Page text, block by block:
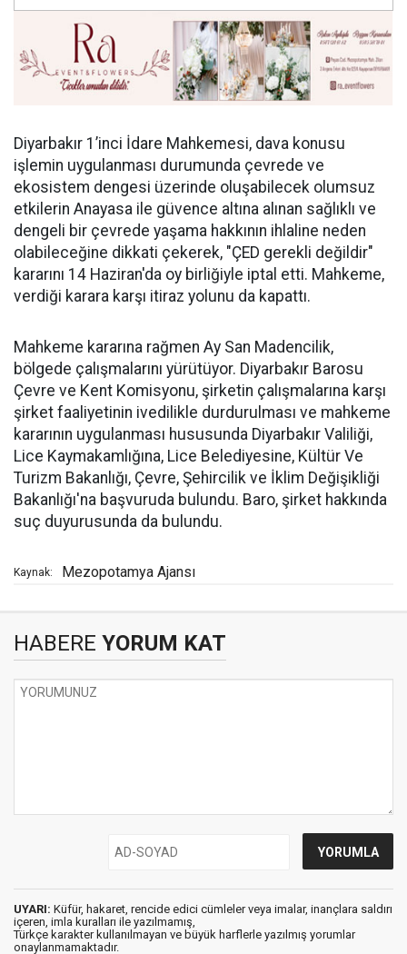
Diyarbakır 1’inci İdare Mahkemesi, dava konusu
işlemin uygulanması durumunda çevrede ve
ekosistem dengesi üzerinde oluşabilecek olumsuz
etkilerin Anayasa ile güvence altına alınan sağlıklı ve
dengeli bir çevrede yaşama hakkının ihlaline neden
olabileceğine dikkati çekerek, "ÇED gerekli değildir"
kararını 14 Haziran'da oy birliğiyle iptal etti. Mahkeme,
verdiği karara karşı itiraz yolunu da kapattı.
Mahkeme kararına rağmen Ay San Madencilik,
bölgede çalışmalarını yürütüyor. Diyarbakır Barosu
Çevre ve Kent Komisyonu, şirketin çalışmalarına karşı
şirket faaliyetinin ivedilikle durdurulması ve mahkeme
kararının uygulanması hususunda Diyarbakır Valiliği,
Lice Kaymakamlığına, Lice Belediyesine, Kültür Ve
Turizm Bakanlığı, Çevre, Şehircilik ve İklim Değişikliği
Bakanlığı'na başvuruda bulundu. Baro, şirket hakkında
suç duyurusunda da bulundu.
Kaynak: Mezopotamya Ajansı
HABERE YORUM KAT
UYARI: Küfür, hakaret, rencide edici cümleler veya imalar, inançlara saldırı
içeren, imla kuralları ile yazılmamış,
Türkçe karakter kullanılmayan ve büyük harflerle yazılmış yorumlar
onaylanmamaktadır.